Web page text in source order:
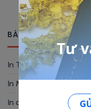
BÀI VIẾT MỚI
In Thẻ Nhựa Tại TP
In Menu Vải Cao Cấp –
In danh thiếp giấy mỹ